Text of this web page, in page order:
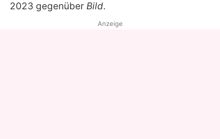
2023 gegenüber Bild.
Anzeige